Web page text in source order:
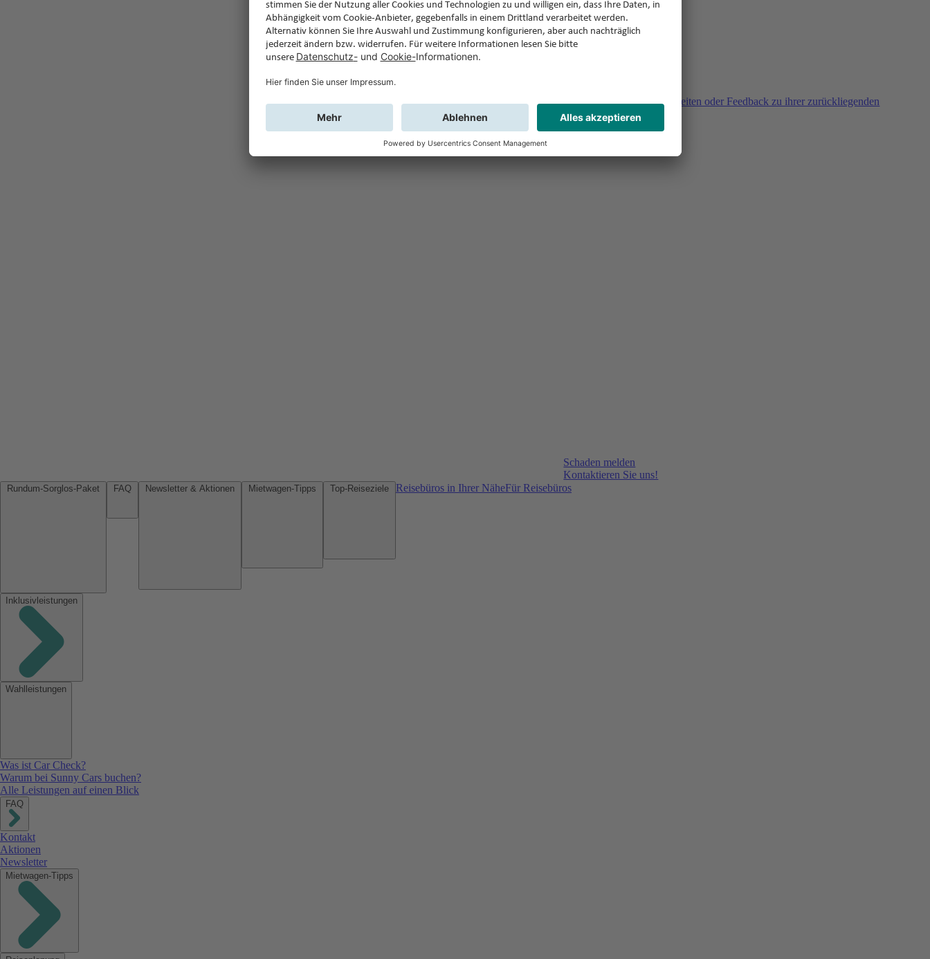
Sie haben Fragen, Unklarheiten oder Feedback zu ihrer zurückliegenden
Buchung?
Schaden melden
Kontaktieren Sie uns!
Reisebüros in Ihrer NäheFür Reisebüros
Inklusivleistungen
Wahlleistungen
Was ist Car Check?
Warum bei Sunny Cars buchen?
Alle Leistungen auf einen Blick
FAQ
Kontakt
Aktionen
Newsletter
Mietwagen-Tipps